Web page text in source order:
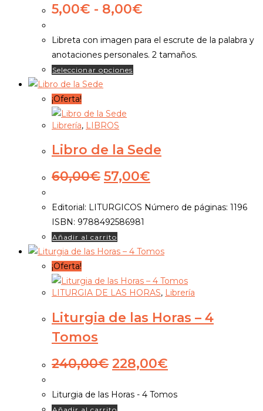
5,00€ - 8,00€
precios:
desde
5,00€
Libreta con imagen para el escrute de la palabra y
anotaciones personales. 2 tamaños.
Seleccionar opciones
Las
opciones
se
pueden
elegir
en
página
producto
¡Oferta!
Librería, LIBROS
Libro de la Sede
60,00€ El
original
era:
60,00€.
57,00€
actual
es:
Editorial: LITURGICOS Número de páginas: 1196
ISBN: 9788492586981
Añadir al carrito
¡Oferta!
LITURGIA DE LAS HORAS, Librería
Liturgia de las Horas – 4
Tomos
240,00€ El
precio
original
era:
228,00€
precio
actual
es:
Liturgia de las Horas - 4 Tomos